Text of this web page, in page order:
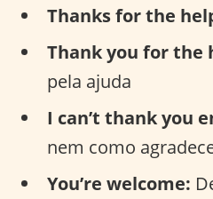
Thanks for the
Thank you for the
pela ajuda
I can’t thank you
nem como
You’re welcome: